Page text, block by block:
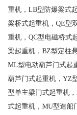
重机，LB型防爆梁式
梁桥式起重机，QE型
重机，QC型电磁桥式
梁起重机，BZ型定柱
ML型电动葫芦门式起
葫芦门式起重机，YZ
型单主梁门式起重机
式起重机，MU型造船